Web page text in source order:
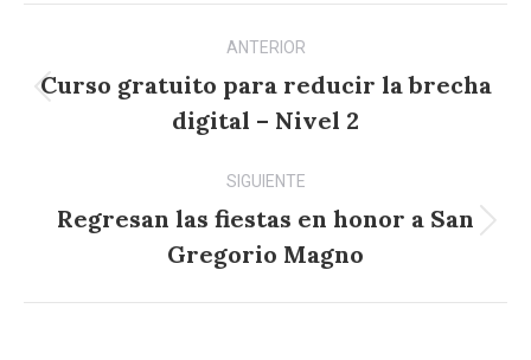
Navegación
entre
publicaciones
ANTERIOR
Publicación
anterior:
Curso gratuito para reducir la brecha
digital – Nivel 2
SIGUIENTE
Publicación
siguiente:
Regresan las fiestas en honor a San
Gregorio Magno